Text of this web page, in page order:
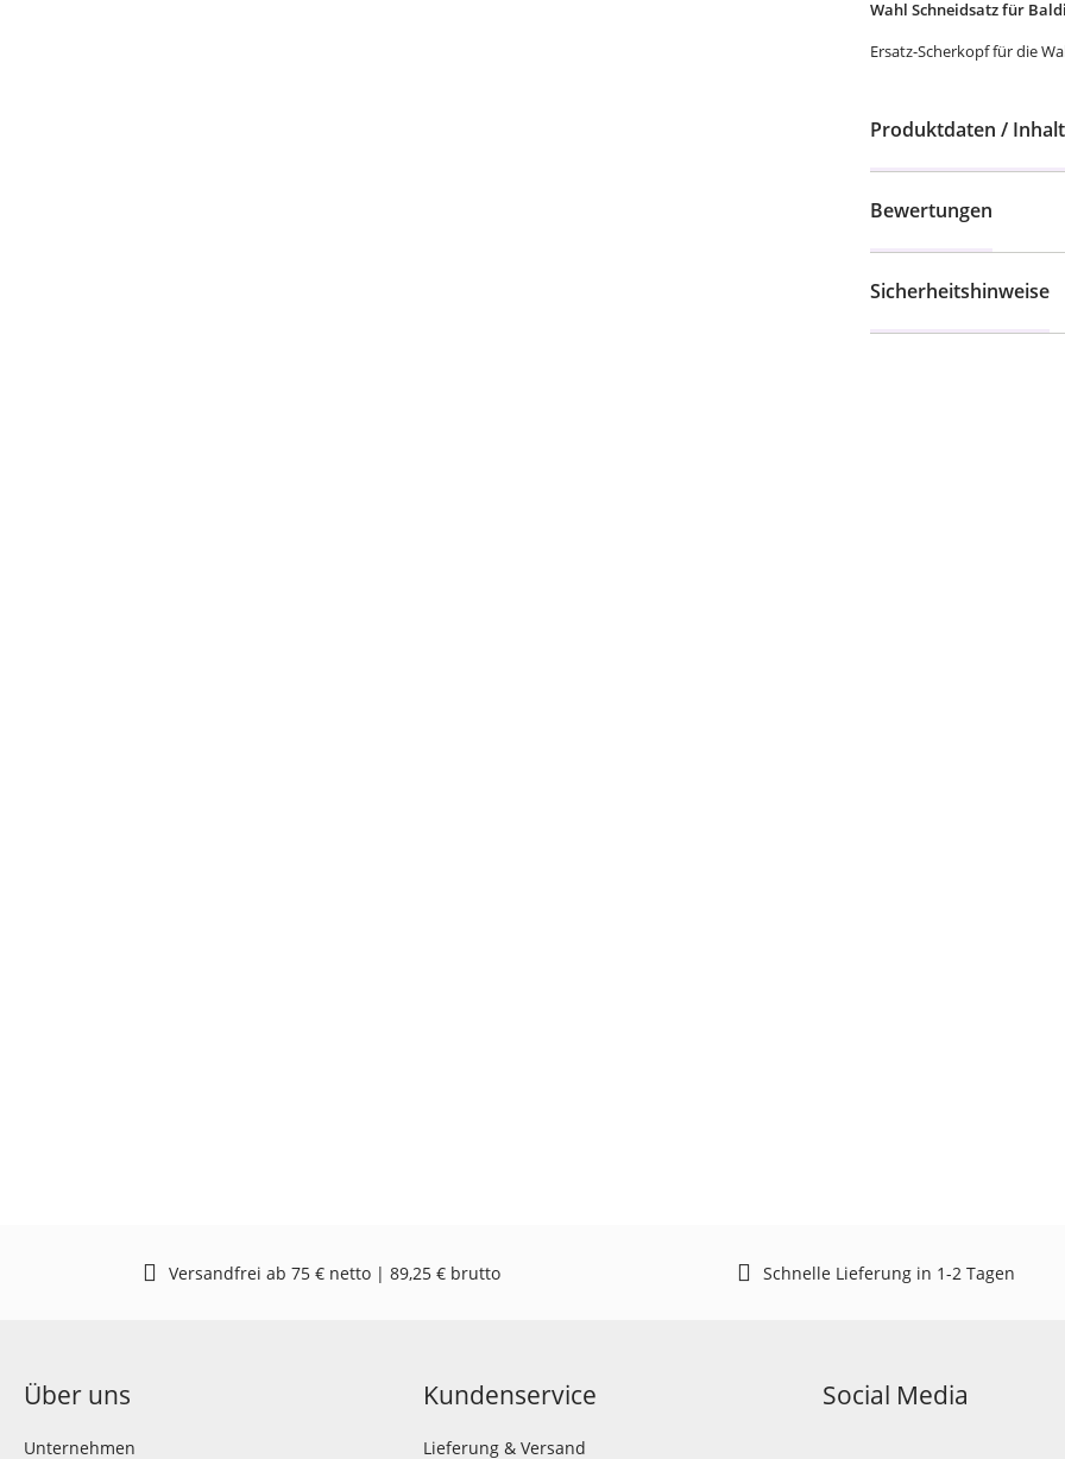
Wahl Schneidsatz für
Ersatz-Scherkopf für die
Produktdaten /
Bewertungen
Sicherheitshinweise
Versandfrei ab 75 € netto | 89,25 € brutto Schnelle Lieferung in 1-2 Tagen
Über uns
Unternehmen
Kundenservice
Lieferung & Versand
Social Media